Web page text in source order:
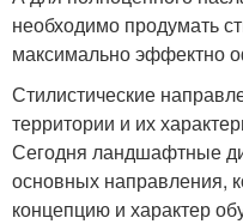
необходимо продумать
максимально эффектно
Стилистические
территории и их
Сегодня ландшафтные
основных направления,
концепцию и характер